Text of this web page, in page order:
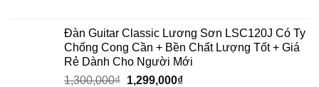
Đàn Guitar Classic Lương Sơn LSC120J Có Ty
Chống Cong Cần + Bền Chất Lượng Tốt + Giá
Rẻ Dành Cho Người Mới
1,300,000₫ 1,299,000₫